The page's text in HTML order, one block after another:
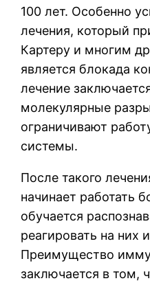
100 лет. Особенно
лечения, который
Картеру и многим
является блокада
лечение
молекулярные
ограничивают
системы.
После такого
начинает работать
обучается
реагировать на них
Преимущество
заключается в том,